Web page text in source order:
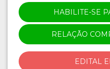
HABILITE-SE
RELAÇÃO
EDITAL